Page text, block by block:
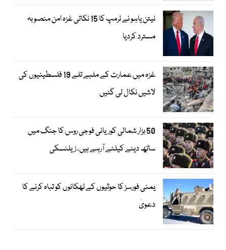
نیتن یاہو نے ٹرمپ کا 15 نکاتی غزہ امن منصوبہ
مسترد کردیا
غزہ میں عمارت کے ملبے تلے 19 فلسطینیوں کی
لاشیں نکال لی گئیں
50 ہزار شمالی کوریائی فوجی روس کا جنگ میں
ساتھ دینے کیلئے آرہے ہیں، زیلنسکی
یمنی فورسز کا حوثیوں کے ٹھکانوں کو تباہ کرنے کا
دعویٰ